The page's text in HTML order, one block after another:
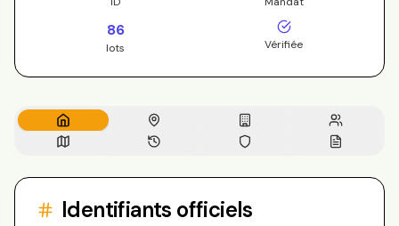
86
lots Vérifiée
Identifiants officiels